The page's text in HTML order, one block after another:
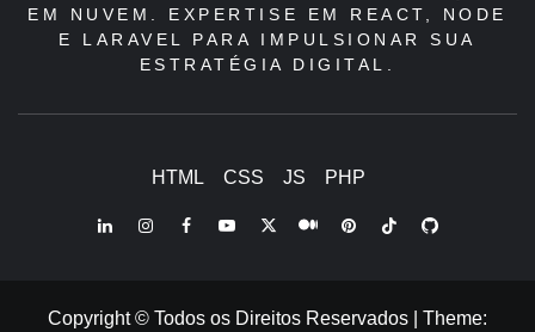
EM NUVEM. EXPERTISE EM REACT, NODE
E LARAVEL PARA IMPULSIONAR SUA
ESTRATÉGIA DIGITAL.
HTML CSS JS PHP
LinkedInInstagramFacebookYoutube
X PinterestTiktokGithub
Copyright © Todos os Direitos Reservados Theme: